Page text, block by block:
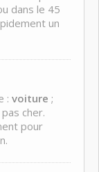
dans le 45
un
: voiture ;
cher.
pour